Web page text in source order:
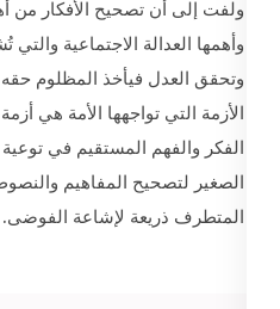
ولفت إلى أن تصحيح الأفكار من
وأهمها العدالة الاجتماعية
وتحقق العدل فيأخذ المظلوم
الأزمة التي تواجهها الأمة هي
الفكر والفهم المستقيم في
الصغير لتصحيح المفاهيم
المتطرف ذريعة لإشاعة الفوضى.